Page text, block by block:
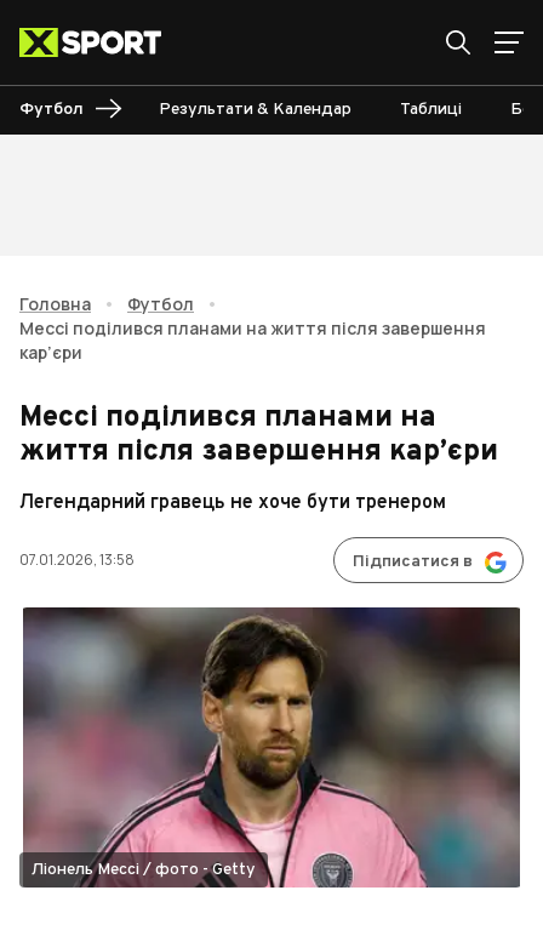
Футбол Результати & Календар Таблиці
Головна • Футбол
•
Мессі поділився планами на життя після завершення
кар’єри
Мессі поділився планами на
життя після завершення кар’єри
Легендарний гравець не хоче бути тренером
07.01.2026, 13:58 Підписатися в
Ліонель Мессі / фото - Getty